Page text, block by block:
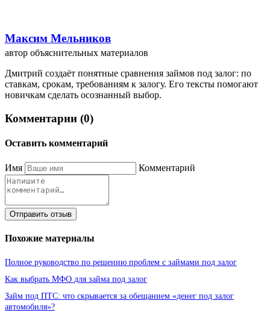
Максим Мельников
автор объяснительных материалов
Дмитрий создаёт понятные сравнения займов под залог: по
ставкам, срокам, требованиям к залогу. Его тексты помогают
новичкам сделать осознанный выбор.
Комментарии (0)
Оставить комментарий
Имя Комментарий
Отправить отзыв
Похожие материалы
Полное руководство по решению проблем с займами под залог
Как выбрать МФО для займа под залог
Займ под ПТС: что скрывается за обещанием «денег под залог
автомобиля»?